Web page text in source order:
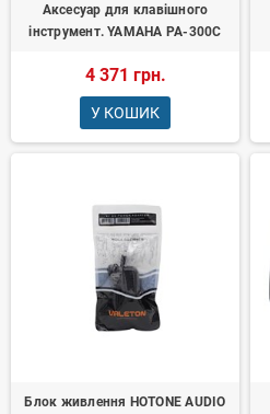
Аксесуар для клавішного
інструмент. YAMAHA PA-300С
4 371 грн.
У КОШИК
Блок живлення HOTONE AUDIO